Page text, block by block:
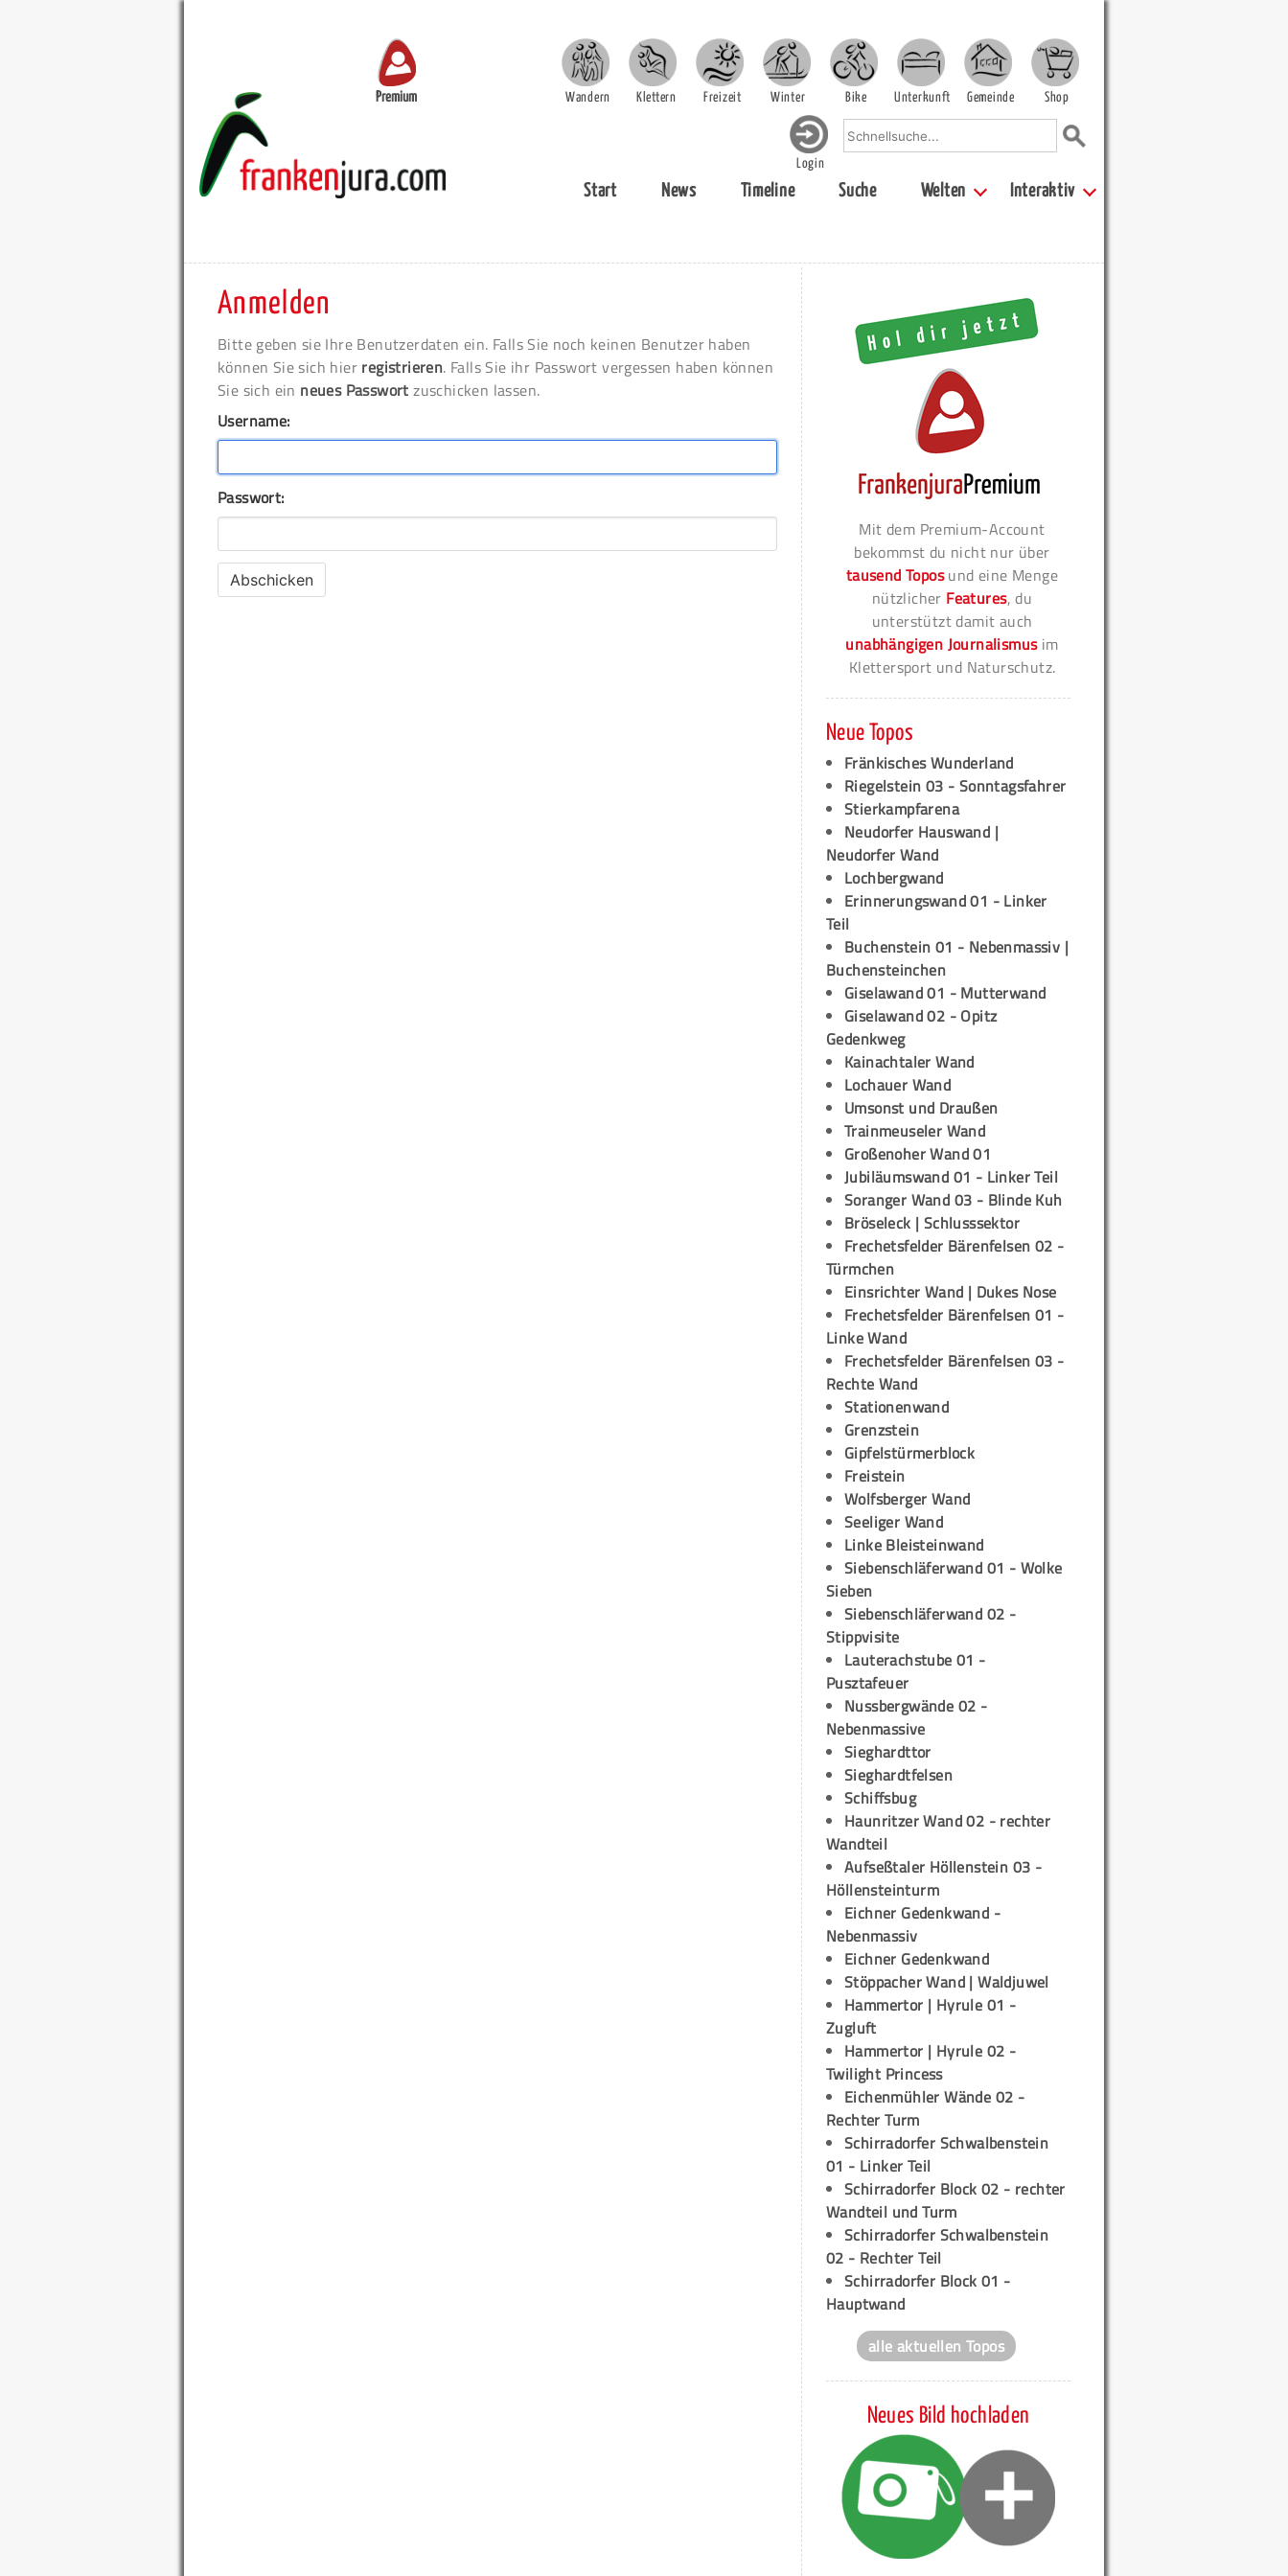
Premium Wandern Klettern Freizeit Winter Bike Unterkunft Gemeinde Shop
Login
Start News Timeline Suche Welten Interaktiv
Anmelden
Bitte geben sie Ihre Benutzerdaten ein. Falls Sie noch keinen Benutzer haben
können Sie sich hier registrieren. Falls Sie ihr Passwort vergessen haben können
Sie sich ein neues Passwort zuschicken lassen.
Username:
Passwort:
Mit dem Premium-Account
bekommst du nicht nur über
tausend Toposund eine Menge
nützlicher Features, du
unterstützt damit auch
unabhängigen Journalismusim
Klettersport und Naturschutz.
Neue Topos
Fränkisches Wunderland
Riegelstein 03 - Sonntagsfahrer
Stierkampfarena
Neudorfer Hauswand |
Neudorfer Wand
Lochbergwand
Erinnerungswand 01 - Linker
Teil
Buchenstein 01 - Nebenmassiv |
Buchensteinchen
Giselawand 01 - Mutterwand
Giselawand 02 - Opitz
Gedenkweg
Kainachtaler Wand
Lochauer Wand
Umsonst und Draußen
Trainmeuseler Wand
Großenoher Wand 01
Jubiläumswand 01 - Linker Teil
Soranger Wand 03 - Blinde Kuh
Bröseleck | Schlusssektor
Frechetsfelder Bärenfelsen 02 -
Türmchen
Einsrichter Wand | Dukes Nose
Frechetsfelder Bärenfelsen 01 -
Linke Wand
Frechetsfelder Bärenfelsen 03 -
Rechte Wand
Stationenwand
Grenzstein
Gipfelstürmerblock
Freistein
Wolfsberger Wand
Seeliger Wand
Linke Bleisteinwand
Siebenschläferwand 01 - Wolke
Sieben
Siebenschläferwand 02 -
Stippvisite
Lauterachstube 01 -
Pusztafeuer
Nussbergwände 02 -
Nebenmassive
Sieghardttor
Sieghardtfelsen
Schiffsbug
Haunritzer Wand 02 - rechter
Wandteil
Aufseßtaler Höllenstein 03 -
Höllensteinturm
Eichner Gedenkwand -
Nebenmassiv
Eichner Gedenkwand
Stöppacher Wand | Waldjuwel
Hammertor | Hyrule 01 -
Zugluft
Hammertor | Hyrule 02 -
Twilight Princess
Eichenmühler Wände 02 -
Rechter Turm
Schirradorfer Schwalbenstein
01 - Linker Teil
Schirradorfer Block 02 - rechter
Wandteil und Turm
Schirradorfer Schwalbenstein
02 - Rechter Teil
Schirradorfer Block 01 -
Hauptwand
alle aktuellen Topos
Neues Bild hochladen